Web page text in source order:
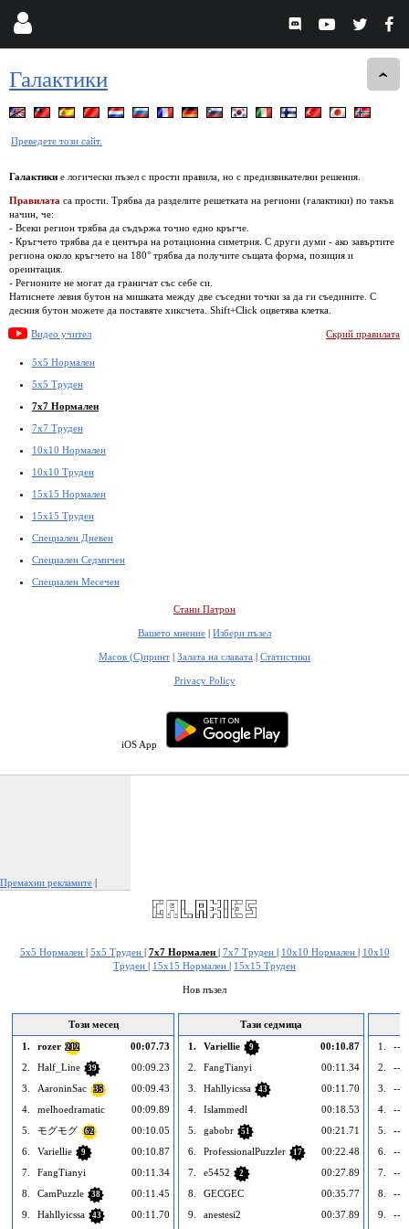
Галактики
Преведете този сайт.
Галактики е логически пъзел с прости правила, но с предизвикателни решения.
Правилата са прости. Трябва да разделите решетката на региони (галактики) по такъв
начин, че:
- Всеки регион трябва да съдържа точно едно кръгче.
- Кръгчето трябва да е центъра на ротационна симетрия. С други думи - ако завъртите
региона около кръгчето на 180° трябва да получите същата форма, позиция и
ореинтация.
- Регионите не могат да граничат със себе си.
Натиснете левия бутон на мишката между две съседни точки за да ги съедините. С
десния бутон можете да поставяте хиксчета. Shift+Click оцветява клетка.
Видео учител Скрий правилата
5x5 Нормален
5x5 Труден
7x7 Нормален
7x7 Труден
10x10 Нормален
10x10 Труден
15x15 Нормален
15x15 Труден
Специален Дневен
Специален Седмичен
Специален Месечен
Стани Патрон
Вашето мнение | Избери пъзел
Масов (С)принт | Залата на славата | Статистики
Privacy Policy
iOS App
Премахни рекламите |
5x5 Нормален | 5x5 Труден | 7x7 Нормален | 7x7 Труден | 10x10 Нормален | 10x10
Труден | 15x15 Нормален | 15x15 Труден
Нов пъзел
Този месец
1.
rozer 212
00:07.73
2.
Half_Line 39
00:09.23
3.
AaroninSac 35
00:09.43
4.
melhoedramatic
00:09.89
5.
モグモグ 62
00:10.05
6.
Variellie 9
00:10.87
7.
FangTianyi
00:11.34
8.
CamPuzzle 38
00:11.45
9.
Hahllyicssa 43 00:11.70
Тази седмица
1.
Variellie 9
00:10.87
2.
FangTianyi
00:11.34
3.
Hahllyicssa 43
00:11.70
4.
Islammedl
00:18.53
5.
gabobr 51
00:21.71
6.
ProfessionalPuzzler 17
00:22.48
7.
e5452 2
00:27.89
8.
GECGEC
00:35.77
9.
anestesi2
00:37.89
1.
---
2.
---
3.
---
4.
---
5.
---
6.
---
7.
---
8.
---
9.
---